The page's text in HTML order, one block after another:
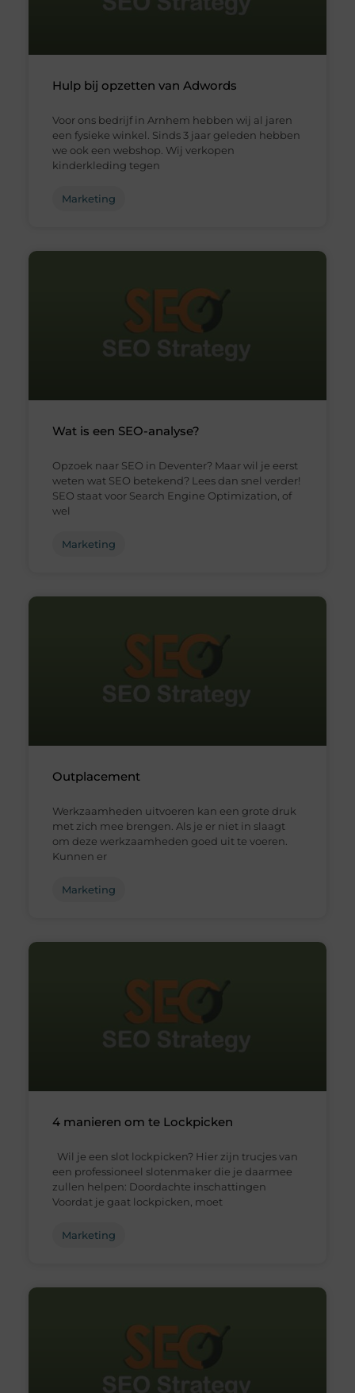
Hulp bij opzetten van Adwords
Voor ons bedrijf in Arnhem hebben wij al jaren
een fysieke winkel. Sinds 3 jaar geleden hebben
we ook een webshop. Wij verkopen
kinderkleding tegen
Marketing
Wat is een SEO-analyse?
Opzoek naar SEO in Deventer? Maar wil je eerst
weten wat SEO betekend? Lees dan snel verder!
SEO staat voor Search Engine Optimization, of
wel
Marketing
Outplacement
Werkzaamheden uitvoeren kan een grote druk
met zich mee brengen. Als je er niet in slaagt
om deze werkzaamheden goed uit te voeren.
Kunnen er
Marketing
4 manieren om te Lockpicken
Wil je een slot lockpicken? Hier zijn trucjes van
een professioneel slotenmaker die je daarmee
zullen helpen: Doordachte inschattingen
Voordat je gaat lockpicken, moet
Marketing